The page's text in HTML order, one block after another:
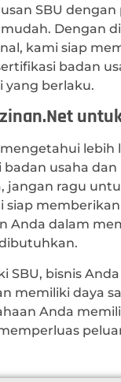
SBU dengan
Dengan
kami siap
badan
yang berlaku.
lebih
badan usaha dan
jangan ragu
siap
Anda dalam
SBU, bisnis
memiliki daya
Anda